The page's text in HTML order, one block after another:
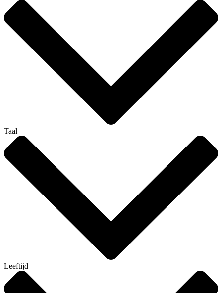
Taal
Leeftijd